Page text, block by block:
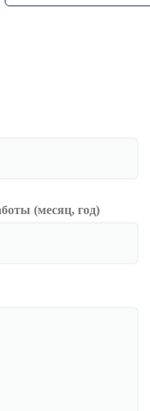
(месяц, год)